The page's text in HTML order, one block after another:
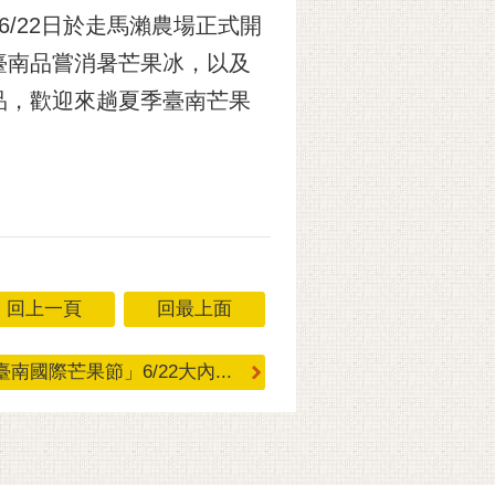
22日於走馬瀨農場正式開
品嘗消暑芒果冰，以及
歡迎來趟夏季臺南芒果
回上一頁 回最上面
南國際芒果節」6/22大內...